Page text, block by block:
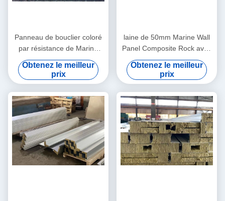
Panneau de bouclier coloré
par résistance de Marine
Fiberglass Composite
Panels Hurricane
Obtenez le meilleur
prix
laine de 50mm Marine Wall
Panel Composite Rock avec
la stratification de PVC
Obtenez le meilleur
prix